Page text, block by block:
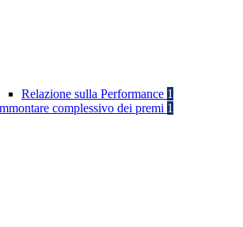
Relazione sulla Performance 1
complessivo dei premi 1